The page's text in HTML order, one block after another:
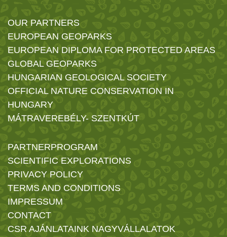
OUR PARTNERS
EUROPEAN GEOPARKS
EUROPEAN DIPLOMA FOR PROTECTED AREAS
GLOBAL GEOPARKS
HUNGARIAN GEOLOGICAL SOCIETY
OFFICIAL NATURE CONSERVATION IN
HUNGARY
MÁTRAVEREBÉLY- SZENTKÚT
PARTNERPROGRAM
SCIENTIFIC EXPLORATIONS
PRIVACY POLICY
TERMS AND CONDITIONS
IMPRESSUM
CONTACT
CSR AJÁNLATAINK NAGYVÁLLALATOK